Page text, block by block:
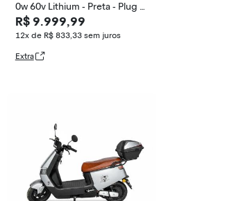
0w 60v Lithium - Preta - Plug a
nd Move
R$ 9.999,99
12x de R$ 833,33 sem juros
Extra